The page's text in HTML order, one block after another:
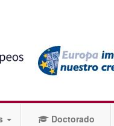
Doctorado